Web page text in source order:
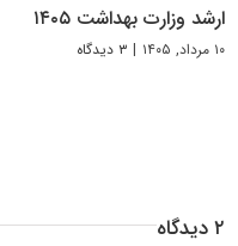
ارشد وزارت بهداشت ۱۴۰۵
۱۰ مرداد, ۱۴۰۵ | ۳ دیدگاه
۲ دیدگاه